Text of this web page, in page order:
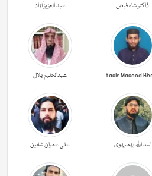
ڈاکٹر شاہ فیض عبد العزیز آزاد
Yasir Masood عبدالحليم بلال
اسد اللہ بھمبھوی علی عمران شاہین